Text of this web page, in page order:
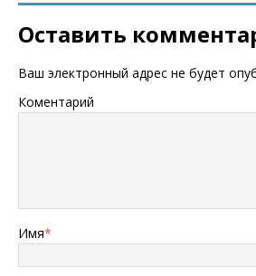
Оставить
Ваш электронный адрес не будет
Коментарий
Имя*